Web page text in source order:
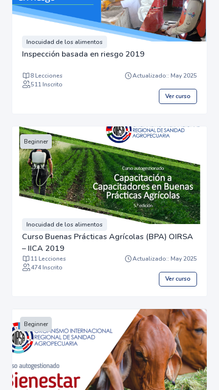
Inocuidad de los alimentos
Inspección basada en riesgo 2019
8 Lecciones
Actualizado:: May 2025
511 Inscrito
Ver curso
Beginner
Inocuidad de los alimentos
Curso Buenas Prácticas Agrícolas (BPA) OIRSA
– IICA 2019
11 Lecciones
Actualizado:: May 2025
474 Inscrito
Ver curso
Beginner